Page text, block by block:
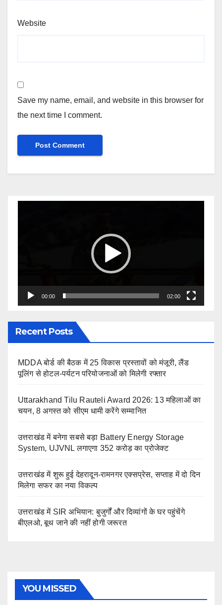
Website
Save my name, email, and website in this browser for
the next time I comment.
00:00 02:00
Recent Posts
MDDA बोर्ड की बैठक में 25 विकास प्रस्तावों को मंजूरी, लैंड
पूलिंग से होटल-पर्यटन परियोजनाओं को मिलेगी रफ्तार
Uttarakhand Tilu Rauteli Award 2026: 13 महिलाओं का
चयन, 8 अगस्त को सीएम धामी करेंगे सम्मानित
उत्तराखंड में बनेगा सबसे बड़ा Battery Energy Storage
System, UJVNL लगाएगा 352 करोड़ का प्रोजेक्ट
उत्तराखंड में शुरू हुई देहरादून-रामनगर एक्सप्रेस, सप्ताह में दो दिन
मिलेगा सफर का नया विकल्प
उत्तराखंड में SIR अभियान: बुजुर्गों और दिव्यांगों के घर पहुंचेंगे
बीएलओ, बूथ जाने की नहीं होगी जरूरत
YOU MISSED